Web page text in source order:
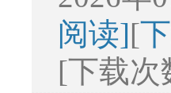
阅读][
[下载次